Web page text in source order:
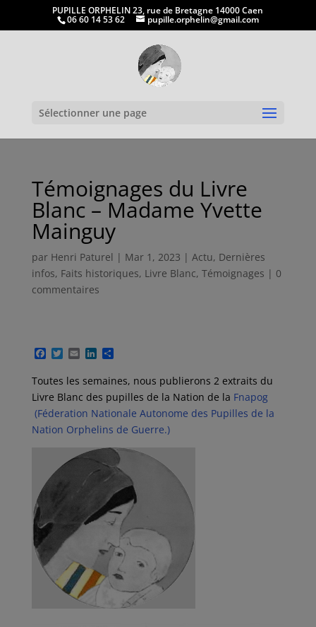
PUPILLE ORPHELIN 23, rue de Bretagne 14000 Caen
06 60 14 53 62 pupille.orphelin@gmail.com
Sélectionner une page
Témoignages du Livre
Blanc – Madame Yvette
Mainguy
par Henri Paturel | Mar 1, 2023 | Actu, Dernières
infos, Faits historiques, Livre Blanc, Témoignages | 0
commentaires
F
c
e
b
o
o
k
T
i
t
t
e
r
E
a
l
L
n
k
e
d
I
n
P
r
t
a
g
e
r
Toutes les semaines, nous publierons 2 extraits du
Livre Blanc des pupilles de la Nation de la Fnapog
(Féderation Nationale Autonome des Pupilles de la
Nation Orphelins de Guerre.)